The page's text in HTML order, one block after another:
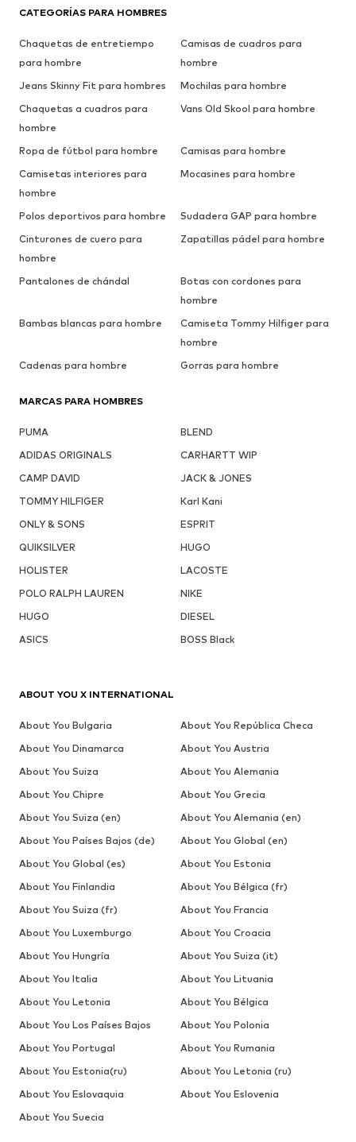
CATEGORÍAS PARA HOMBRES
Chaquetas de entretiempo
para hombre
Camisas de cuadros para
hombre
Jeans Skinny Fit para hombres
Mochilas para hombre
Chaquetas a cuadros para
hombre
Vans Old Skool para hombre
Ropa de fútbol para hombre
Camisas para hombre
Camisetas interiores para
hombre
Mocasines para hombre
Polos deportivos para hombre
Sudadera GAP para hombre
Cinturones de cuero para
hombre
Zapatillas pádel para hombre
Pantalones de chándal
Botas con cordones para
hombre
Bambas blancas para hombre
Camiseta Tommy Hilfiger para
hombre
Cadenas para hombre
Gorras para hombre
MARCAS PARA HOMBRES
PUMA
BLEND
ADIDAS ORIGINALS
CARHARTT WIP
CAMP DAVID
JACK & JONES
TOMMY HILFIGER
Karl Kani
ONLY & SONS
ESPRIT
QUIKSILVER
HUGO
HOLISTER
LACOSTE
POLO RALPH LAUREN
NIKE
HUGO
DIESEL
ASICS
BOSS Black
ABOUT YOU X INTERNATIONAL
About You Bulgaria
About You República Checa
About You Dinamarca
About You Austria
About You Suiza
About You Alemania
About You Chipre
About You Grecia
About You Suiza (en)
About You Alemania (en)
About You Países Bajos (de)
About You Global (en)
About You Global (es)
About You Estonia
About You Finlandia
About You Bélgica (fr)
About You Suiza (fr)
About You Francia
About You Luxemburgo
About You Croacia
About You Hungría
About You Suiza (it)
About You Italia
About You Lituania
About You Letonia
About You Bélgica
About You Los Países Bajos
About You Polonia
About You Portugal
About You Rumania
About You Estonia(ru)
About You Letonia (ru)
About You Eslovaquia
About You Eslovenia
About You Suecia